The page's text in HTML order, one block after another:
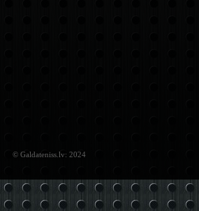
© Galdateniss.lv: 2024